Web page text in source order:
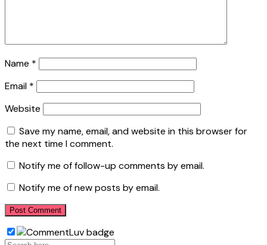
Name *
Email *
Website
Save my name, email, and website in this browser for
the next time I comment.
Notify me of follow-up comments by email.
Notify me of new posts by email.